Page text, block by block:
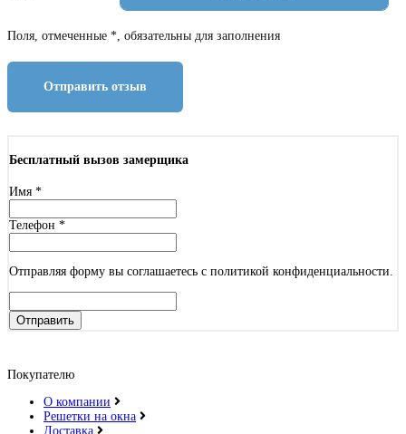
Поля, отмеченные *, обязательны для заполнения
Отправить отзыв
Бесплатный вызов замерщика
Имя *
Телефон *
Отправляя форму вы соглашаетесь с политикой конфиденциальности.
Отправить
Покупателю
О компании
Решетки на окна
Доставка